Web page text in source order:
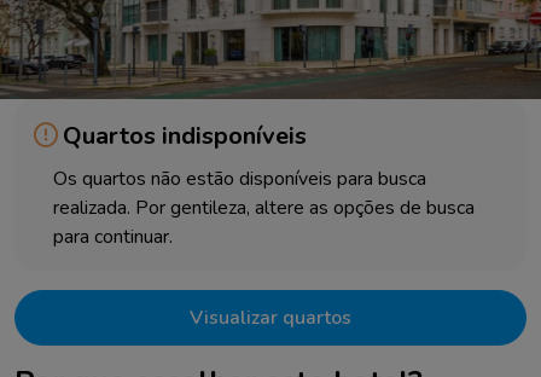
Quartos indisponíveis
Os quartos não estão disponíveis para busca
realizada. Por gentileza, altere as opções de busca
para continuar.
Visualizar quartos